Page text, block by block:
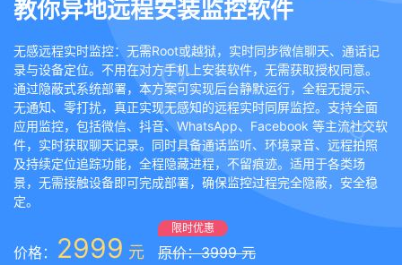
教你异地远程安装监控软件
无感远程实时监控：无需Root或越狱，实时同步微信聊天、通话记
录与设备定位。不用在对方手机上安装软件，无需获取授权同意。
通过隐蔽式系统部署，本方案可实现后台静默运行，全程无提示、
无通知、零打扰，真正实现无感知的远程实时同屏监控。支持全面
应用监控，包括微信、抖音、WhatsApp、Facebook 等主流社交软
件，实时获取聊天记录。同时具备通话监听、环境录音、远程拍照
及持续定位追踪功能，全程隐藏进程，不留痕迹。适用于各类场
景，无需接触设备即可完成部署，确保监控过程完全隐蔽，安全稳
定。
价格： 2999 元
限时优惠
原价：3999 元